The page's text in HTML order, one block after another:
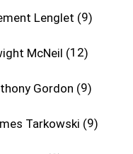
Lenglet 9
McNeil 12
Gordon 9
Tarkowski 9